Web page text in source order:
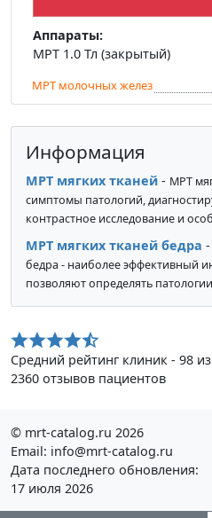
Аппараты:
МРТ 1.0 Тл (закрытый)
МРТ молочных желез
Информация
МРТ мягких тканей - МРТ
симптомы патологий,
контрастное исследование и
МРТ мягких тканей бедра -
бедра - наиболее эффективный
позволяют определять
Средний рейтинг клиник - 98
2360 отзывов пациентов
© mrt-catalog.ru 2026
Email: info@mrt-catalog.ru
Дата последнего обновления:
17 июля 2026